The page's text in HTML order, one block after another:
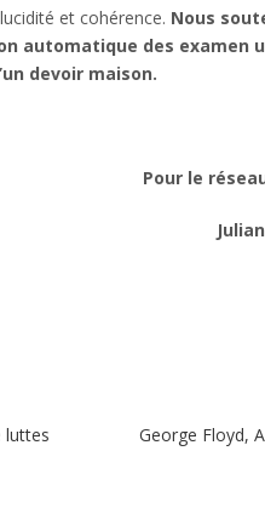
et cohérence. Nous
automatique des examen
devoir maison.
Pour le
luttes George Floyd,